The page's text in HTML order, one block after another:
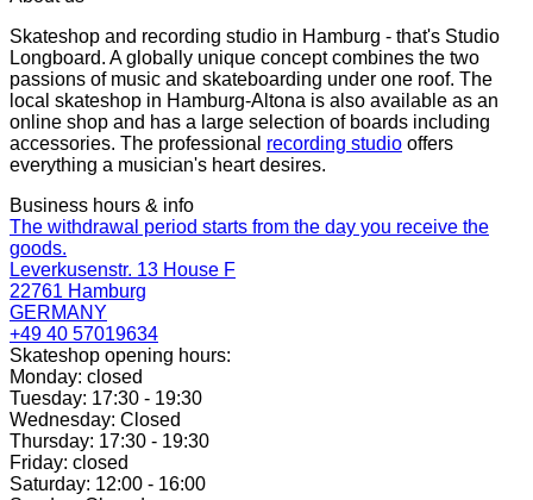
Skateshop and recording studio in Hamburg - that's Studio
Longboard. A globally unique concept combines the two
passions of music and skateboarding under one roof. The
local skateshop in Hamburg-Altona is also available as an
online shop and has a large selection of boards including
accessories. The professional recording studio offers
everything a musician's heart desires.
Business hours & info
The withdrawal period starts from the day you receive the
goods.
Leverkusenstr. 13 House F
22761 Hamburg
GERMANY
+49 40 57019634
Skateshop opening hours:
Monday: closed
Tuesday: 17:30 - 19:30
Wednesday: Closed
Thursday: 17:30 - 19:30
Friday: closed
Saturday: 12:00 - 16:00